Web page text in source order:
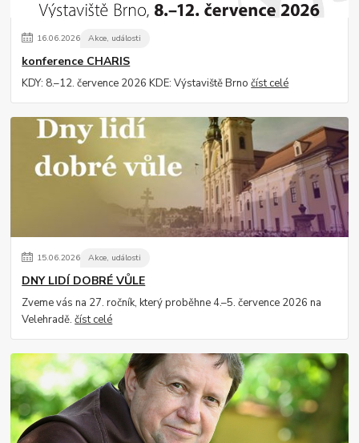
16.06.2026 Akce, události
konference CHARIS
KDY: 8.–12. července 2026 KDE: Výstaviště Brnočíst celé
15.06.2026 Akce, události
DNY LIDÍ DOBRÉ VŮLE
Zveme vás na 27. ročník, který proběhne 4.–5. července 2026 na
Velehradě.číst celé